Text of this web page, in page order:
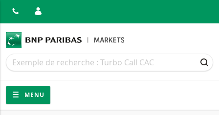
Recherche
Recherche
Navigation
Navigation sur le site
MENU